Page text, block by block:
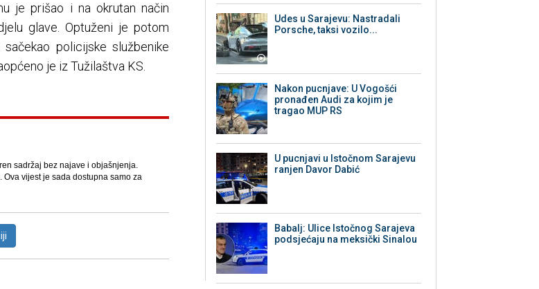
je prišao i na okrutan način
glave. Optuženi je potom
policijske službenike
je iz Tužilaštva KS.
sadržaj bez najave i objašnjenja.
vijest je sada dostupna samo za
Udes u Sarajevu: Nastradali
Porsche, taksi vozilo...
Nakon pucnjave: U Vogošći
pronađen Audi za kojim je
tragao MUP RS
U pucnjavi u Istočnom Sarajevu
ranjen Davor Dabić
Babalj: Ulice Istočnog Sarajeva
podsjećaju na meksički Sinalou